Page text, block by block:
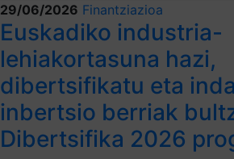
29/06/2026 Finantziazioa
Euskadiko industria-
lehiakortasuna hazi,
dibertsifikatu eta
inbertsio berriak
Dibertsifika 2026